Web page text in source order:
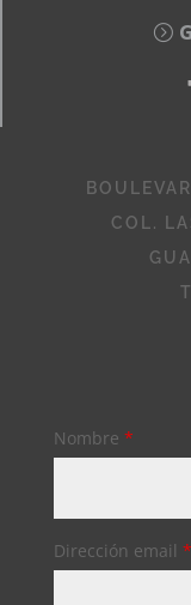
COL.
Nombre *
Dirección email *